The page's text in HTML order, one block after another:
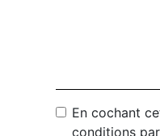
En cochant
conditions